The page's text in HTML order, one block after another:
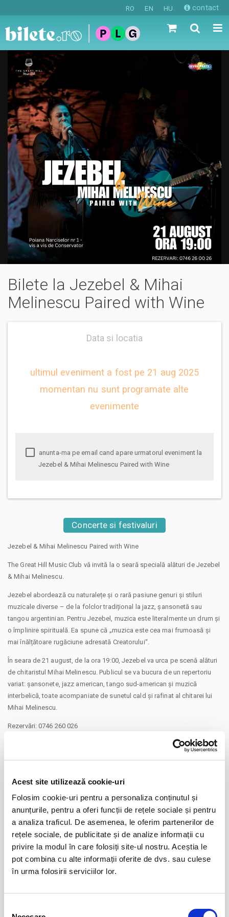
Acest site utilizează cookie-uri
Folosim cookie-uri pentru a personaliza conținutul și
anunțurile, pentru a oferi funcții de rețele sociale și pentru
a analiza traficul. De asemenea, le oferim partenerilor de
rețele sociale, de publicitate și de analize informații cu
privire la modul în care folosiți site-ul nostru. Aceștia le
pot combina cu alte informații oferite de dvs. sau culese
în urma folosirii serviciilor lor.
RO EN HU contact
Bilete la Jezebel & Mihai
Melinescu Paired with Wine
Data si locatia
ultimul eveniment a fost pe 21 aug 2025
momentan nu sunt programate alte
evenimente
Jezebel & Mihai Melinescu Paired with Wine
Concerte si festivaluri
Jezebel & Mihai Melinescu Paired with Wine
The Great Hill Music Club vă invită la o seară specială alături de Jezebel
& Mihai Melinescu.
Jezebel abordează cu naturalețe și o rară pasiune genuri și stiluri
muzicale diverse – de la folclor tradițional la jazz, șansonetă sau
tangou argentinian. Pentru Jezebel, muzica este literalmente un drum și
o împlinire spirituală. Ea spune că „muzica este cea mai frumoasă și
mai înălțătoare rugăciune adresată Creatorului“.
În seara de 21 august, de la ora 19:00, Jezebel va urca pe scenă alături
de chitaristul Mihai Melinescu. Publicul se va bucura de un repertoriu
variat: șansonete, jazz american, tango sud-american și muzică
interbelică, toate acompaniate de sunetul cald și rafinat al chitarei lui
Mihai Melinescu.
Rezervări: 0746 260 026
Adresa: Poiana Narciselor nr. 1, zona Cișmigiu, vis-a-vis de Conservator
60 RON (susținerea actului artistic)
Va aducem la cunostinta ca pe langa preturile biletelor sau
abonamentelor afisate, pot exista si costuri aditionale ce trebuie
suportate de dvs., respectiv: taxe de intermediere, procesare, emitere
bilet, comisioane, cost de livrare (in cazul in care veti solicita livrarea
prin curier a biletului/abonamentului); cost Asigurare En Garde (in cazul
in care veti opta pentru incheierea unei asigurari de bilete), costuri
Prin cumpararea unui bilet sau abonament de pe site-ul nostru Bilete.ro,
eveniment, precum si
Distribuie aceasta pagina
Evenimente similare
Summer Well